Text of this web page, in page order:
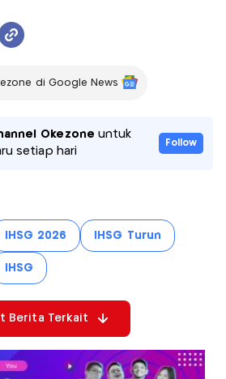
di Google News
Okezone untuk
setiap hari
Follow
IHSG 2026 IHSG Turun
IHSG
Berita Terkait